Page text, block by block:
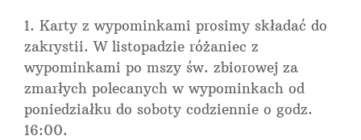
Karty z wypominkami prosimy składać do
zakrystii. W listopadzie różaniec z
wypominkami po mszy św. zbiorowej za
zmarłych polecanych w wypominkach od
poniedziałku do soboty codziennie o godz.
16:00.